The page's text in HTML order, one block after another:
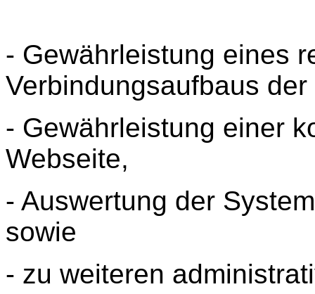
- Gewährleistung eines
Verbindungsaufbaus
- Gewährleistung einer
Webseite,
- Auswertung der
sowie
- zu weiteren